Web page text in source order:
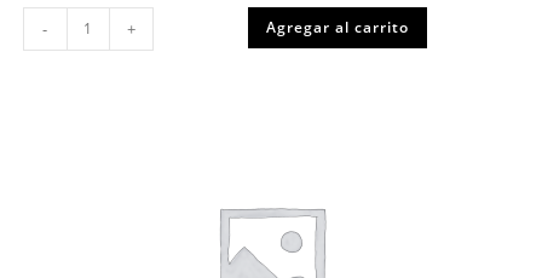
Terror
en
Winnipeg,
- + Agregar al carrito